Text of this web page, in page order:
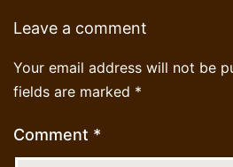
Leave a comment
Your email address will not be
fields are marked *
Comment *